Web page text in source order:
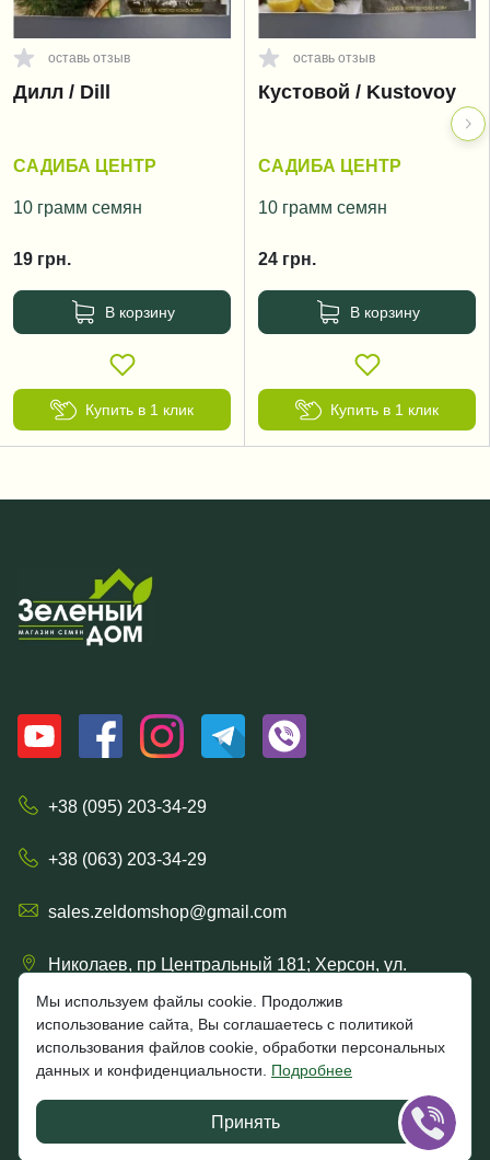
оставь отзыв
Дилл / Dill
САДИБА ЦЕНТР
10 грамм семян
19 грн.
В корзину
Купить в 1 клик
оставь отзыв
Кустовой / Kustovoy
САДИБА ЦЕНТР
10 грамм семян
24 грн.
В корзину
Купить в 1 клик
+38 (095) 203-34-29
+38 (063) 203-34-29
sales.zeldomshop@gmail.com
Николаев, пр Центральный 181; Херсон, ул.
4.7★★★★★
★★★★★
Мы используем файлы cookie. Продолжив
использование сайта, Вы соглашаетесь с политикой
использования файлов cookie, обработки персональных
данных и конфиденциальности.
Подробнее
Принять